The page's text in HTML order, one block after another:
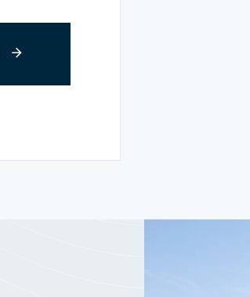
à propos de Wine Cruise :